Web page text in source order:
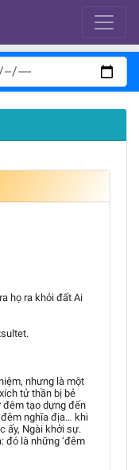
họ ra khỏi đất Ai
nhưng là một
tử thần bị bẻ
đêm tạo dựng đến
nghĩa địa… khi
ấy, Ngài khởi sự.
đó là những ‘đêm